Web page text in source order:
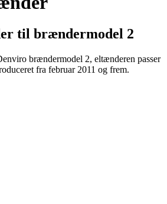
til brændermodel 2
brændermodel 2, eltænderen passer
fra februar 2011 og frem.